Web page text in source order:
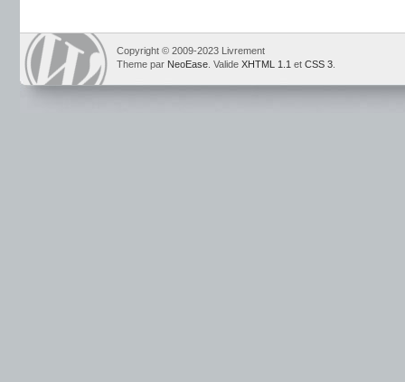
Copyright © 2009-2023 Livrement
Theme par NeoEase . Valide XHTML 1.1 et CSS 3